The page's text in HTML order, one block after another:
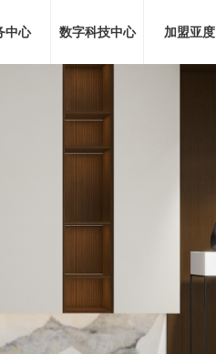
中心 数字科技中心 加盟亚度